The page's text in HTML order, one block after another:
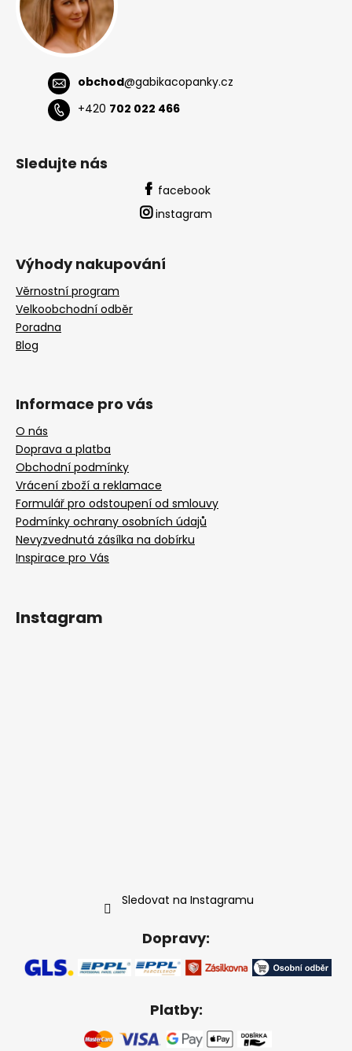
obchod@gabikacopanky.cz
+420 702 022 466
Sledujte nás
facebook
instagram
Výhody nakupování
Věrnostní program
Velkoobchodní odběr
Poradna
Blog
Informace pro vás
O nás
Doprava a platba
Obchodní podmínky
Vrácení zboží a reklamace
Formulář pro odstoupení od smlouvy
Podmínky ochrany osobních údajů
Nevyzvednutá zásílka na dobírku
Inspirace pro Vás
Instagram
Sledovat na Instagramu
Dopravy:
Platby: